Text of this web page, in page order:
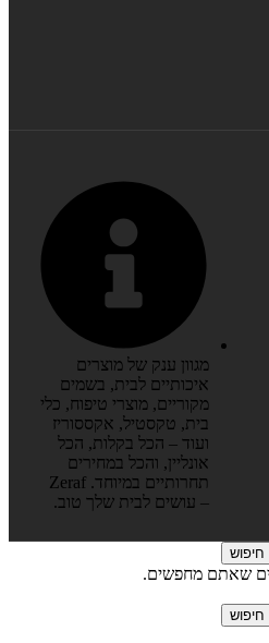
מגוון ענק של מוצרים
איכותיים לבית, בשמים
מקוריים, מוצרי טיפוח, כלי
בית, טקסטיל, אקססוריז
ועוד – הכל בקלות, הכל
אונליין, והכל במחירים
תחרותיים במיוחד. Zeraf
– עושים לבית שלך טוב.
חיפוש
שאתם מחפשים.
חיפוש